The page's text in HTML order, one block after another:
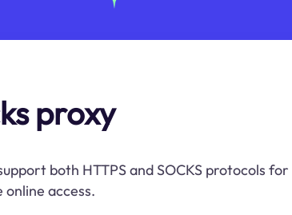
proxy
both HTTPS and SOCKS protocols for
online access.